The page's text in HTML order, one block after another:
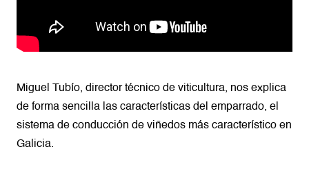
Miguel Tubío, director técnico de viticultura, nos explica
de forma sencilla las características del emparrado, el
sistema de conducción de viñedos más característico en
Galicia.